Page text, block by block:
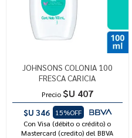
JOHNSONS COLONIA 100
FRESCA CARICIA
Precio $U 407
$U 346
15%OFF
Con Visa (débito o crédito) o
Mastercard (credito) del BBVA